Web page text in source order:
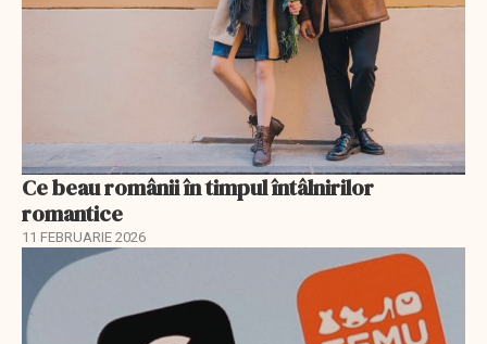
Ce beau românii în timpul întâlnirilor
romantice
11 FEBRUARIE 2026